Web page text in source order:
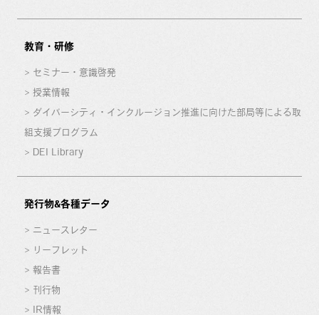
教育・研修
セミナー・意識啓発
授業情報
ダイバーシティ・インクルージョン推進に向けた部局等による取
組支援プログラム
DEI Library
発行物&各種データ
ニュースレター
リーフレット
報告書
刊行物
IR情報